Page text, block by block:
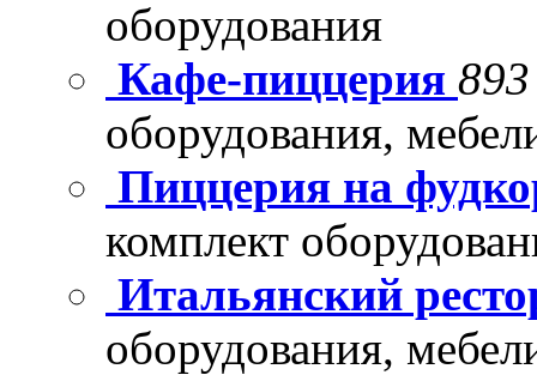
оборудования
Кафе-пиццерия
оборудования,
Пиццерия на
комплект
Итальянский
оборудования,